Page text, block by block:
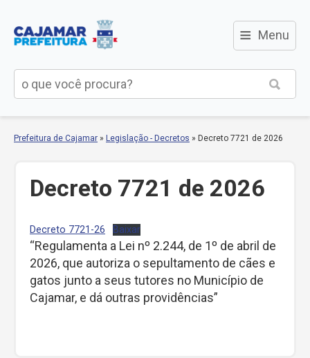
≡ Menu
Prefeitura de Cajamar » Legislação - Decretos » Decreto 7721 de 2026
Decreto 7721 de 2026
Decreto 7721-26 Baixar
“Regulamenta a Lei nº 2.244, de 1º de abril de
2026, que autoriza o sepultamento de cães e
gatos junto a seus tutores no Município de
Cajamar, e dá outras providências”